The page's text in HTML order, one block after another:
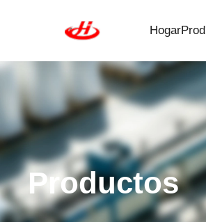
Hogar
Productos